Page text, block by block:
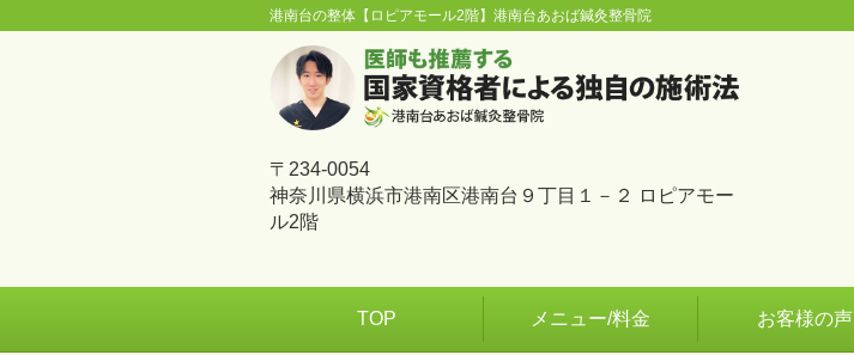
港南台の整体【ロピアモール2階】港南台あおば鍼灸整骨院
〒234-0054
神奈川県横浜市港南区港南台９丁目１－２ ロピアモー
ル2階
TOP メニュー/料金 お客様の声